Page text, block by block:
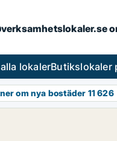
lokalerButikslokaler
om nya bostäder 11 626